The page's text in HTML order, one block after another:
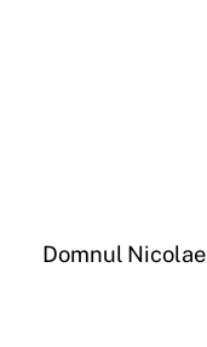
Domnul